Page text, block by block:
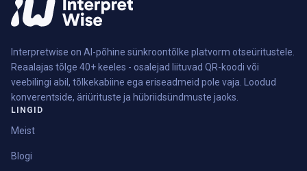
Interpretwise on AI-põhine sünkroontõlke platvorm otseüritustele.
Reaalajas tõlge 40+ keeles - osalejad liituvad QR-koodi või
veebilingi abil, tõlkekabiine ega eriseadmeid pole vaja. Loodud
konverentside, äriürituste ja hübriidsündmuste jaoks.
LINGID
Meist
Blogi